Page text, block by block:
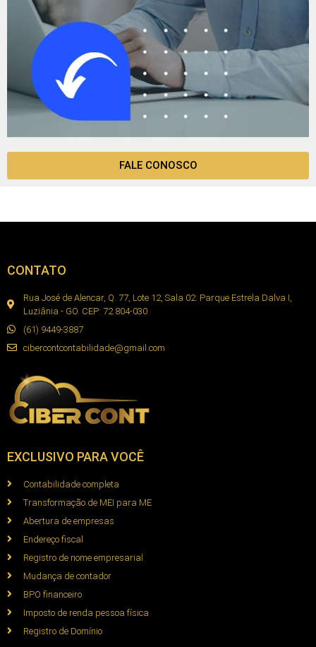
FALE CONOSCO
CONTATO
Rua José de Alencar, Q. 77, Lote 12, Sala 02. Parque Estrela Dalva I,
Luziânia - GO. CEP: 72.804-030
(61) 9449-3887
cibercontcontabilidade@gmail.com
EXCLUSIVO PARA VOCÊ
Contabilidade completa
Transformação de MEI para ME
Abertura de empresas
Endereço fiscal
Registro de nome empresarial
Mudança de contador
BPO financeiro
Imposto de renda pessoa física
Registro de Domínio